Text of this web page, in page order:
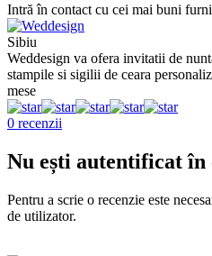
Intră în contact cu cei mai buni
Sibiu
Weddesign va ofera invitatii de
stampile si sigilii de ceara
mese
0 recenzii
Nu ești autentificat în
Pentru a scrie o recenzie este
de utilizator.